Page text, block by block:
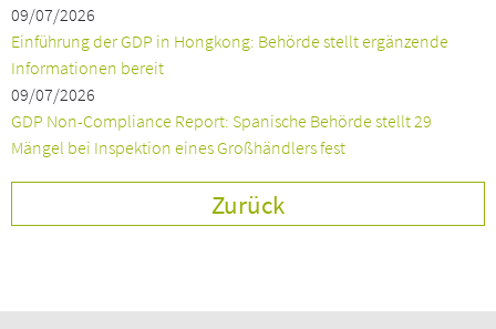
09/07/2026
Einführung der GDP in Hongkong: Behörde stellt ergänzende
Informationen bereit
09/07/2026
GDP Non-Compliance Report: Spanische Behörde stellt 29
Mängel bei Inspektion eines Großhändlers fest
Zurück